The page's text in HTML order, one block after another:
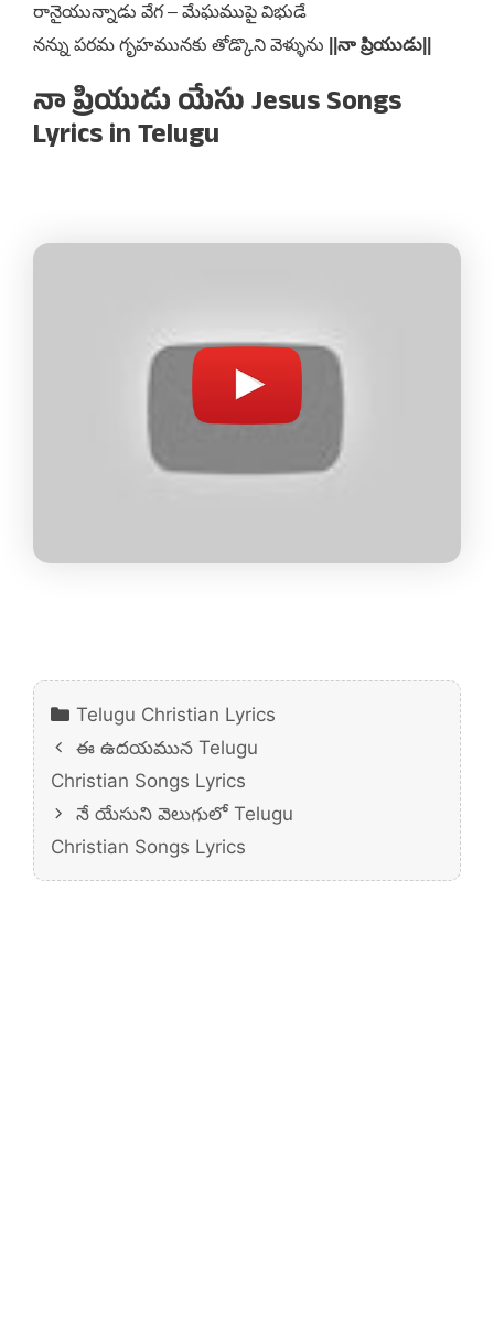
రానైయున్నాడు వేగ – మేఘముపై విభుడే
నన్ను పరమ గృహమునకు తోడ్కొని వెళ్ళును ||నా ప్రియుడు||
నా ప్రియుడు యేసు Jesus Songs
Lyrics in Telugu
Categories
Telugu Christian Lyrics
ఈ ఉదయమున Telugu
Christian Songs Lyrics
నే యేసుని వెలుగులో Telugu
Christian Songs Lyrics